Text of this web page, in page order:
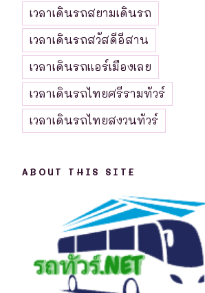
เวลาเดินรถสยามเดินรถ
เวลาเดินรถสวัสดีอีสาน
เวลาเดินรถแอร์เมืองเลย
เวลาเดินรถไทยศรีรามทัวร์
เวลาเดินรถไทยสงวนทัวร์
ABOUT THIS SITE